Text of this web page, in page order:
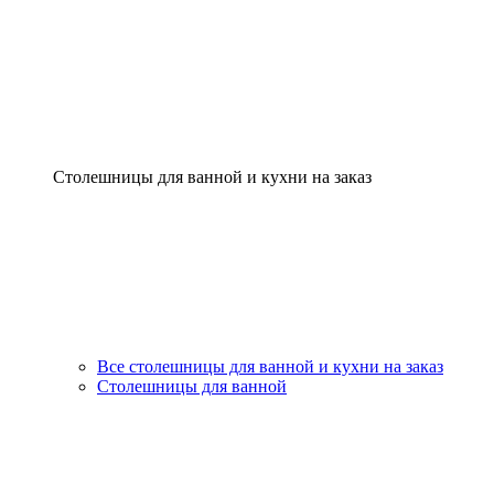
Столешницы для ванной и кухни на заказ
Все столешницы для ванной и кухни на заказ
Столешницы для ванной